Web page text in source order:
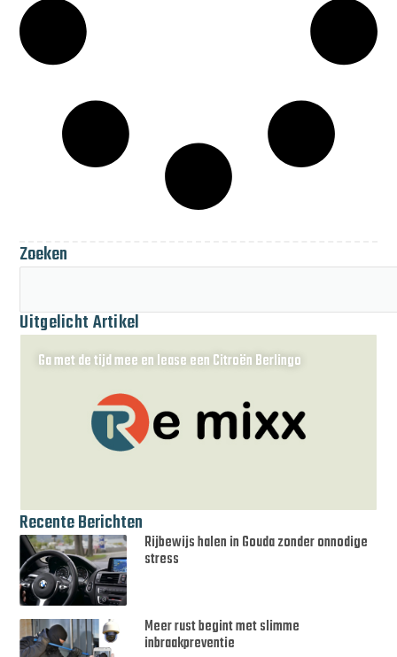
Zoeken
Uitgelicht Artikel
Ga met de tijd mee en lease een Citroën Berlingo
Recente Berichten
Rijbewijs halen in Gouda zonder onnodige
stress
Meer rust begint met slimme
inbraakpreventie